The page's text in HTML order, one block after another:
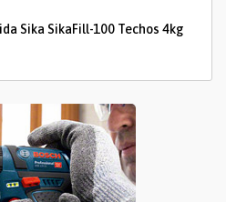
Sika SikaFill-100 Techos 4kg